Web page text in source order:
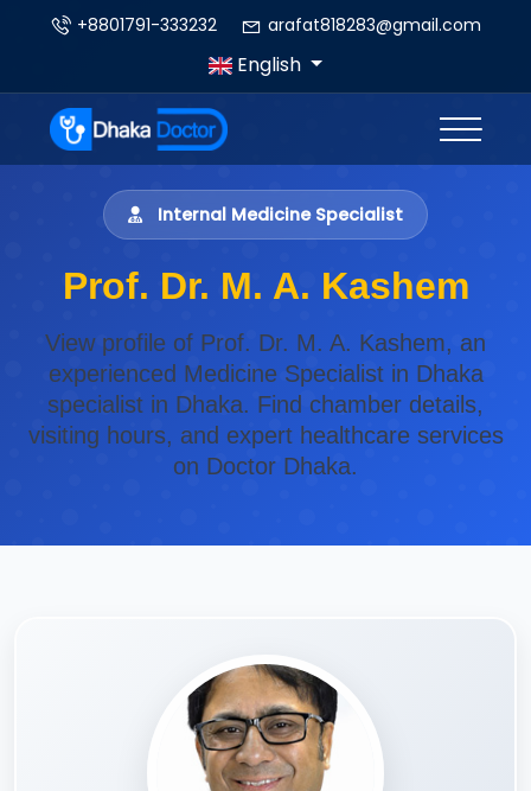
+8801791-333232 arafat818283@gmail.com
English
Internal Medicine Specialist
Prof. Dr. M. A. Kashem
View profile of Prof. Dr. M. A. Kashem, an
experienced Medicine Specialist in Dhaka
specialist in Dhaka. Find chamber details,
visiting hours, and expert healthcare services
on Doctor Dhaka.